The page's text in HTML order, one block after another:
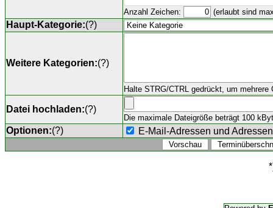
Anzahl Zeichen: (erlaubt sind
Haupt-Kategorie:(?)
Weitere Kategorien:(?)
Halte STRG/CTRL gedrückt, um mehrere
Datei hochladen:(?)
Die maximale Dateigröße beträgt 100
Optionen:(?) E-Mail-Adressen und